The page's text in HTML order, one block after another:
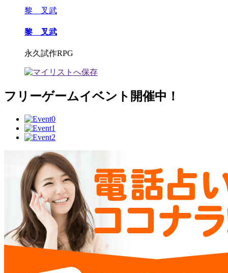
黎 叉武
黎 叉武
永久試作RPG
フリーゲームイベント開催中！